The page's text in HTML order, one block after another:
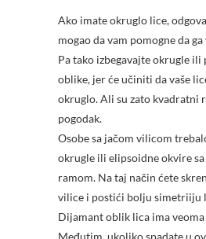
Ako imate okruglo lice,
mogao da vam pomogne da
Pa tako izbegavajte okrugle ili
oblike, jer će učiniti da vaše
okruglo. Ali su zato kvadratni
pogodak.
Osobe sa jačom vilicom
okrugle ili elipsoidne okvire
ramom. Na taj način ćete
vilice i postići bolju simetriiju
Dijamant oblik lica ima
Međutim, ukoliko spadate u